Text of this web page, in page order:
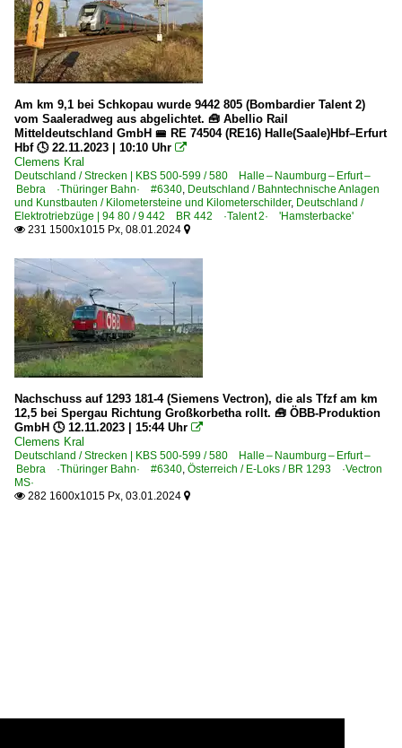
Am km 9,1 bei Schkopau wurde 9442 805 (Bombardier Talent 2)
vom Saaleradweg aus abgelichtet. 🧰 Abellio Rail
Mitteldeutschland GmbH 🚝 RE 74504 (RE16) Halle(Saale)Hbf–Erfurt
Hbf 🕓 22.11.2023 | 10:10 Uhr 
Clemens Kral
Deutschland / Strecken | KBS 500-599 / 580 Halle – Naumburg – Erfurt –
Bebra ·Thüringer Bahn· #6340, Deutschland / Bahntechnische Anlagen
und Kunstbauten / Kilometersteine und Kilometerschilder, Deutschland /
Elektrotriebzüge | 94 80 / 9 442 BR 442 ·Talent 2· 'Hamsterbacke'
 231 1500x1015 Px, 08.01.2024 
Nachschuss auf 1293 181-4 (Siemens Vectron), die als Tfzf am km
12,5 bei Spergau Richtung Großkorbetha rollt. 🧰 ÖBB-Produktion
GmbH 🕓 12.11.2023 | 15:44 Uhr 
Clemens Kral
Deutschland / Strecken | KBS 500-599 / 580 Halle – Naumburg – Erfurt –
Bebra ·Thüringer Bahn· #6340, Österreich / E-Loks / BR 1293 ·Vectron
MS·
 282 1600x1015 Px, 03.01.2024 